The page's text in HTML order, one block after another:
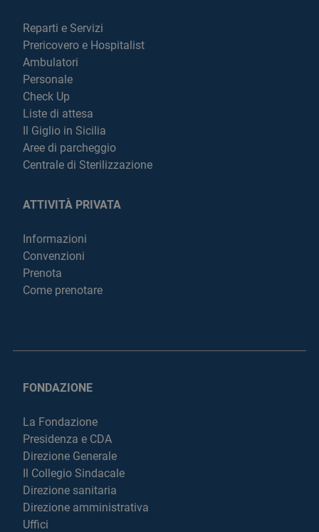
Reparti e Servizi
Prericovero e Hospitalist
Ambulatori
Personale
Check Up
Liste di attesa
Il Giglio in Sicilia
Aree di parcheggio
Centrale di Sterilizzazione
ATTIVITÀ PRIVATA
Informazioni
Convenzioni
Prenota
Come prenotare
FONDAZIONE
La Fondazione
Presidenza e CDA
Direzione Generale
Il Collegio Sindacale
Direzione sanitaria
Direzione amministrativa
Uffici